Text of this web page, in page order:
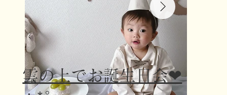
雲の上でお誕生日会❤︎